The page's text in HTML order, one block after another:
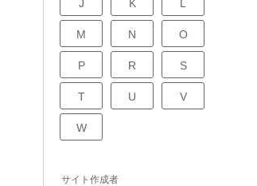
J K L
M N O
P R S
T U V
W
サイト作成者